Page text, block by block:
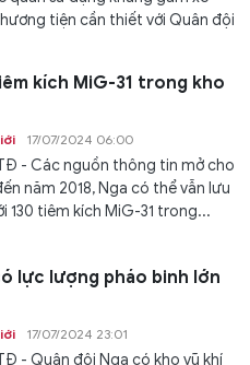
tiện cần thiết với Quân đội
kích MiG-31 trong kho
17/07/2024 06:00
- Các nguồn thông tin mở cho
năm 2018, Nga có thể vẫn lưu
130 tiêm kích MiG-31 trong...
lực lượng pháo binh lớn
17/07/2024 23:01
- Quân đội Nga có kho vũ khí